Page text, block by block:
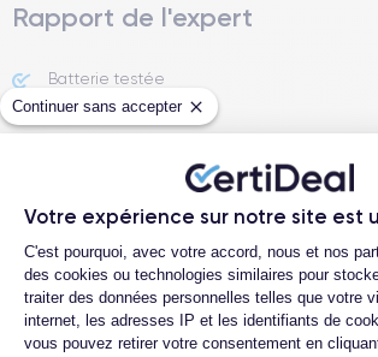
Continuer sans accepter
Votre expérience sur notre site est
Plateforme de Gestion du
C'est pourquoi, avec votre accord, nous et nos
des cookies ou technologies similaires pour
traiter des données personnelles telles que votre
internet, les adresses IP et les identifiants de
vous pouvez retirer votre consentement en
Rapport de l'expert
Batterie testée
Voir plus